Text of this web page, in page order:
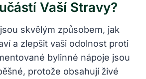
Vaší Stravy?
skvělým způsobem, jak
a zlepšit vaši odolnost proti
bylinné nápoje jsou
protože obsahují živé